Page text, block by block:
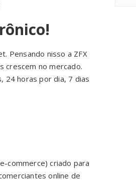
Pensando nisso a ZFX
crescem no mercado.
24 horas por dia, 7 dias
commerce) criado para
online de